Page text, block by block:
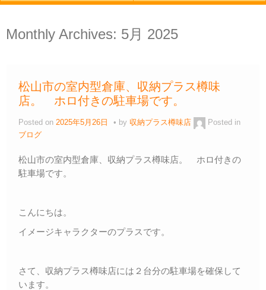
Monthly Archives: 5月 2025
松山市の室内型倉庫、収納プラス樽味
店。 ホロ付きの駐車場です。
Posted on 2025年5月26日 by 収納プラス樽味店
Posted in
ブログ
松山市の室内型倉庫、収納プラス樽味店。 ホロ付きの
駐車場です。
こんにちは。
イメージキャラクターのプラスです。
さて、収納プラス樽味店には２台分の駐車場を確保して
います。